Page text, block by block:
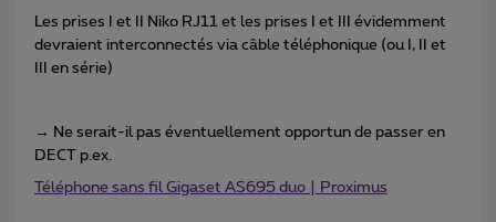
Les prises I et II Niko RJ11 et les prises I et III évidemment
devraient interconnectés via câble téléphonique (ou I, II et
III en série)
→ Ne serait-il pas éventuellement opportun de passer en
DECT p.ex.
Téléphone sans fil Gigaset AS695 duo | Proximus